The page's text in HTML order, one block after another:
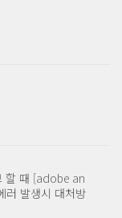
할 때 [adobe an
발생시 대처방